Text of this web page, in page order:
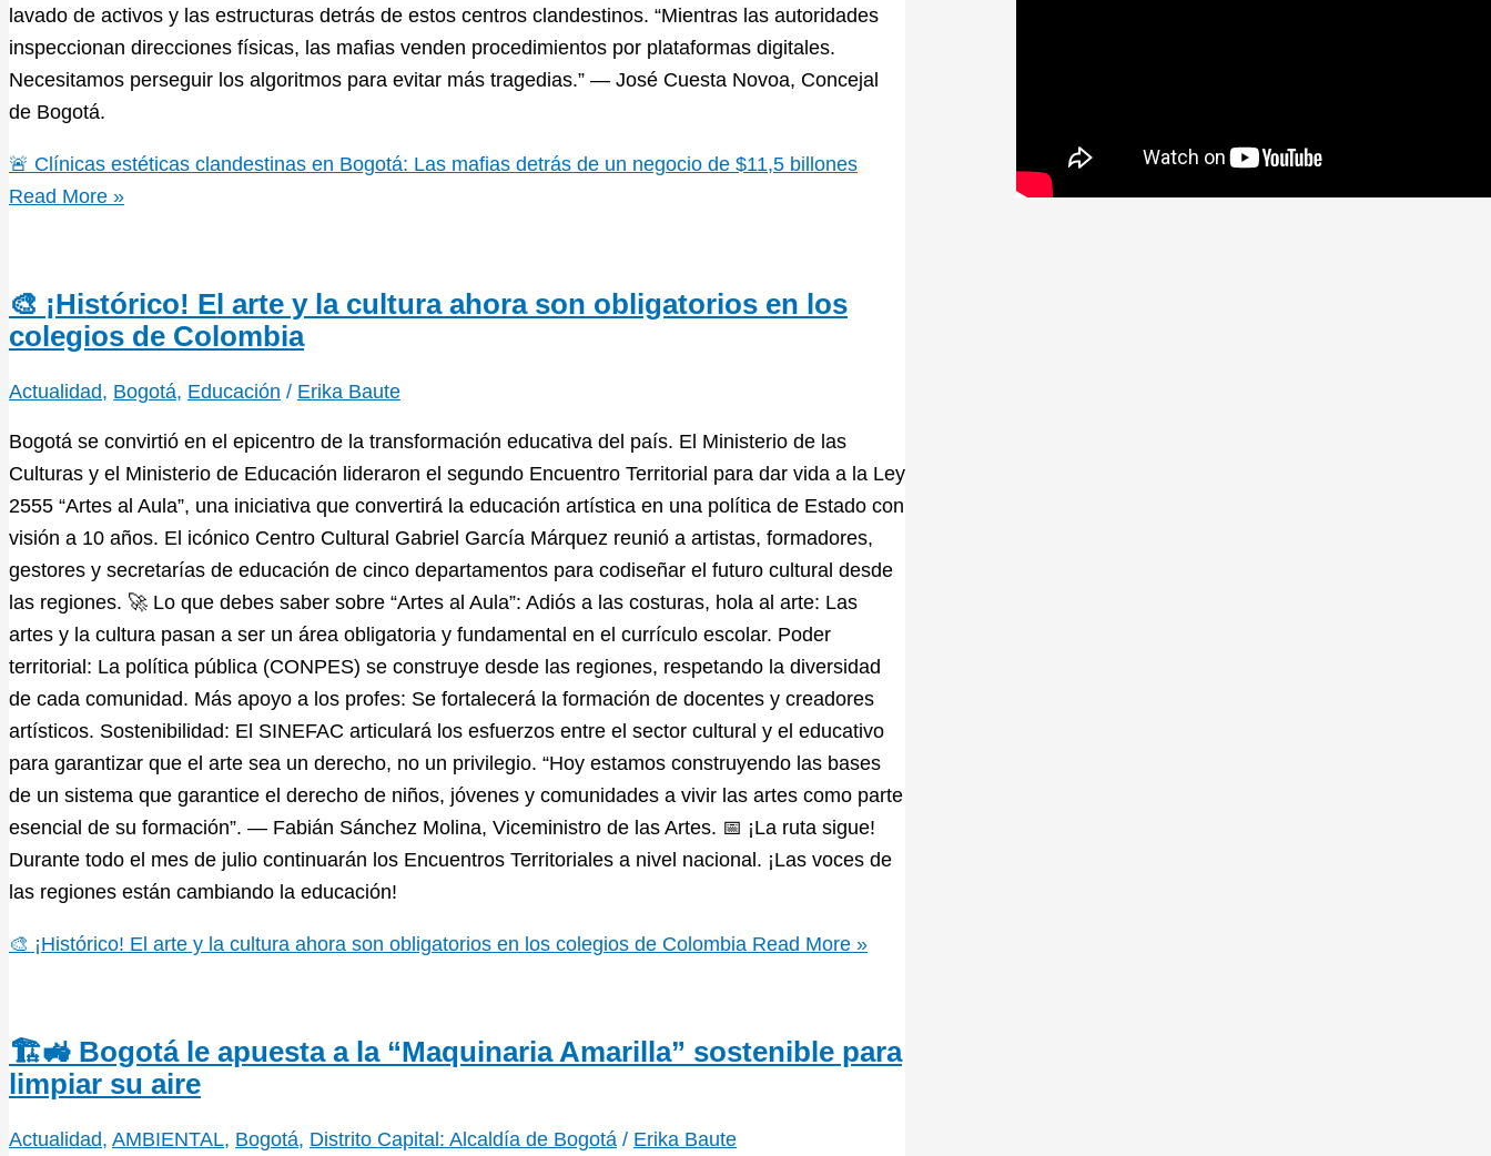
lavado de activos y las estructuras detrás de estos centros clandestinos. “Mientras las autoridades
inspeccionan direcciones físicas, las mafias venden procedimientos por plataformas digitales.
Necesitamos perseguir los algoritmos para evitar más tragedias.” — José Cuesta Novoa, Concejal
de Bogotá.
🚨 Clínicas estéticas clandestinas en Bogotá: Las mafias detrás de un negocio de $11,5 billones
Read More »
🎨 ¡Histórico! El arte y la cultura ahora son obligatorios en los
colegios de Colombia
Actualidad, Bogotá, Educación / Erika Baute
Bogotá se convirtió en el epicentro de la transformación educativa del país. El Ministerio de las
Culturas y el Ministerio de Educación lideraron el segundo Encuentro Territorial para dar vida a la Ley
2555 “Artes al Aula”, una iniciativa que convertirá la educación artística en una política de Estado con
visión a 10 años. El icónico Centro Cultural Gabriel García Márquez reunió a artistas, formadores,
gestores y secretarías de educación de cinco departamentos para codiseñar el futuro cultural desde
las regiones. 🚀 Lo que debes saber sobre “Artes al Aula”: Adiós a las costuras, hola al arte: Las
artes y la cultura pasan a ser un área obligatoria y fundamental en el currículo escolar. Poder
territorial: La política pública (CONPES) se construye desde las regiones, respetando la diversidad
de cada comunidad. Más apoyo a los profes: Se fortalecerá la formación de docentes y creadores
artísticos. Sostenibilidad: El SINEFAC articulará los esfuerzos entre el sector cultural y el educativo
para garantizar que el arte sea un derecho, no un privilegio. “Hoy estamos construyendo las bases
de un sistema que garantice el derecho de niños, jóvenes y comunidades a vivir las artes como parte
esencial de su formación”. — Fabián Sánchez Molina, Viceministro de las Artes. 📅 ¡La ruta sigue!
Durante todo el mes de julio continuarán los Encuentros Territoriales a nivel nacional. ¡Las voces de
las regiones están cambiando la educación!
🎨 ¡Histórico! El arte y la cultura ahora son obligatorios en los colegios de Colombia Read More »
🏗️🚜 Bogotá le apuesta a la “Maquinaria Amarilla” sostenible para
limpiar su aire
Actualidad, AMBIENTAL, Bogotá, Distrito Capital: Alcaldía de Bogotá / Erika Baute